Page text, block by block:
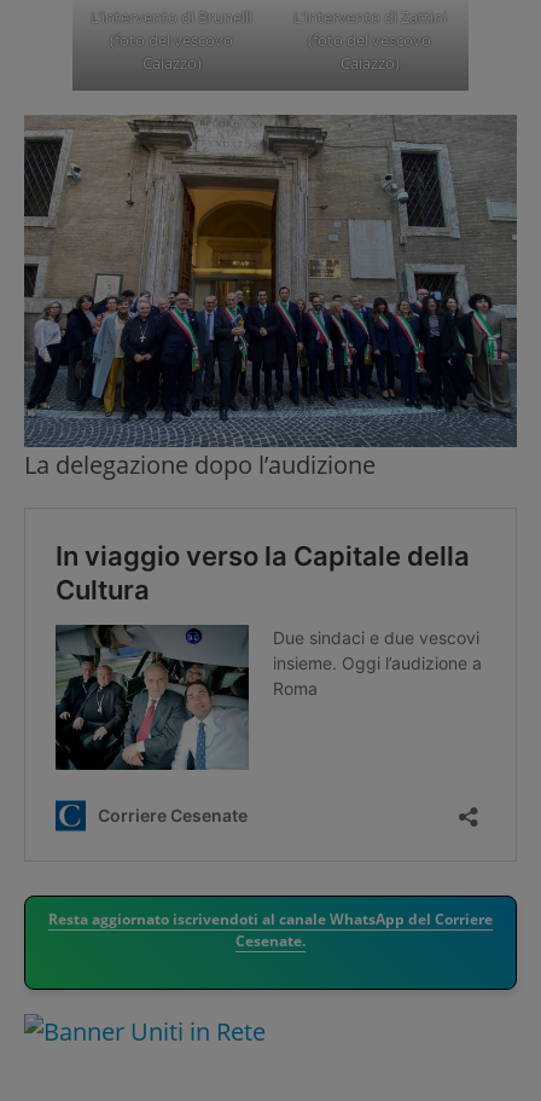
L’intervento di Brunelli
(foto del vescovo
Caiazzo)
L’intervento di Zattini
(foto del vescovo
Caiazzo)
La delegazione dopo l’audizione
Resta aggiornato iscrivendoti al canale WhatsApp del Corriere
Cesenate.